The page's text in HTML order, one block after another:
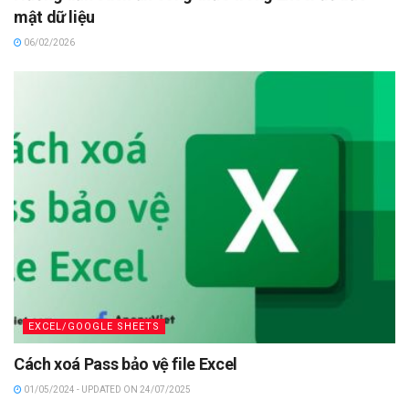
mật dữ liệu
06/02/2026
EXCEL/GOOGLE SHEETS
Cách xoá Pass bảo vệ file Excel
01/05/2024 - UPDATED ON 24/07/2025